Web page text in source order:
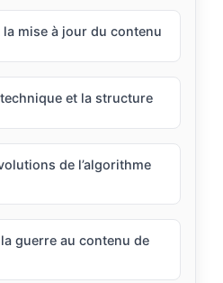
mise à jour du contenu
et la structure
de l’algorithme
la guerre au contenu de